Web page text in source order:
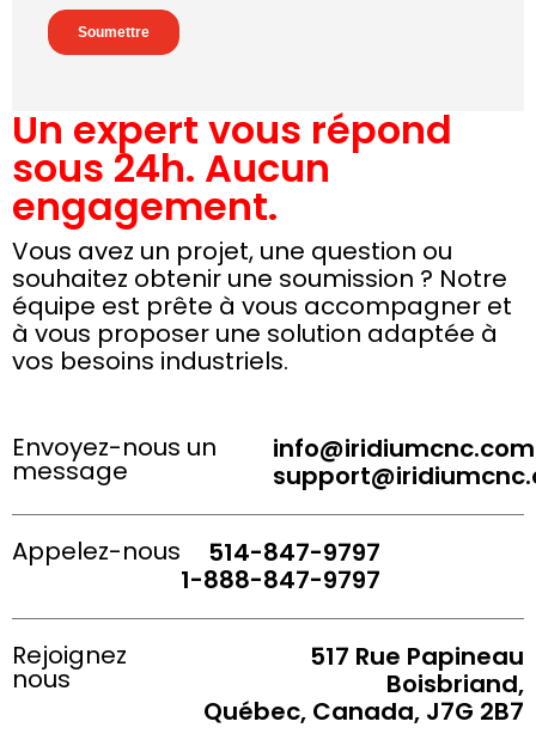
Un expert vous répond
sous 24h. Aucun
engagement.
Vous avez un projet, une question ou
souhaitez obtenir une soumission ? Notre
équipe est prête à vous accompagner et
à vous proposer une solution adaptée à
vos besoins industriels.
Envoyez-nous un
message
info@iridiumcnc.com
Appelez-nous
514-847-9797
1-888-847-9797
Rejoignez
nous
517 Rue Papineau
Boisbriand,
Québec, Canada, J7G 2B7